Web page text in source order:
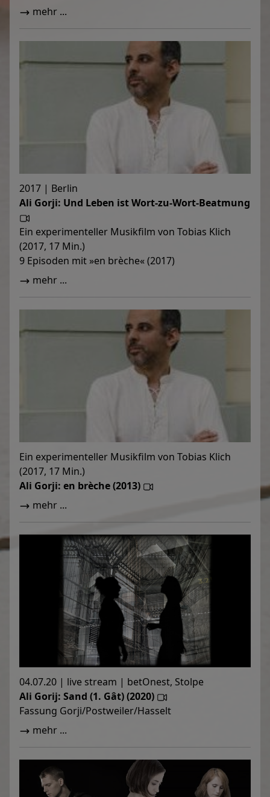
mehr ...
2017 | Berlin
Ali Gorji: Und Leben ist Wort-zu-Wort-Beatmung
Ein experimenteller Musikfilm von Tobias Klich
(2017, 17 Min.)
9 Episoden mit »en brèche« (2017)
mehr ...
Ein experimenteller Musikfilm von Tobias Klich
(2017, 17 Min.)
Ali Gorji: en brèche (2013)
mehr ...
04.07.20 | live stream | betOnest, Stolpe
Ali Gorij: Sand (1. Gât) (2020)
Fassung Gorji/Postweiler/Hasselt
mehr ...